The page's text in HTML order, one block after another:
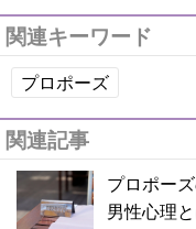
関連キーワード
プロポーズ
関連記事
プロポー
男性心理